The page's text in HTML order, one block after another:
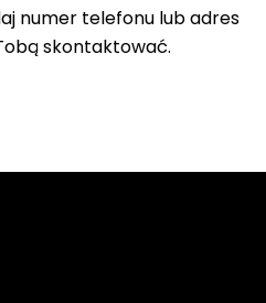
numer telefonu lub adres
skontaktować.